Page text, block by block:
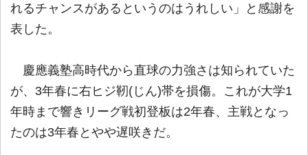
れるチャンスがあるというのはうれしい」と感謝を
表した。
慶應義塾高時代から直球の力強さは知られていた
が、3年春に右ヒジ靭(じん)帯を損傷。これが大学1
年時まで響きリーグ戦初登板は2年春、主戦となっ
たのは3年春とやや遅咲きだ。